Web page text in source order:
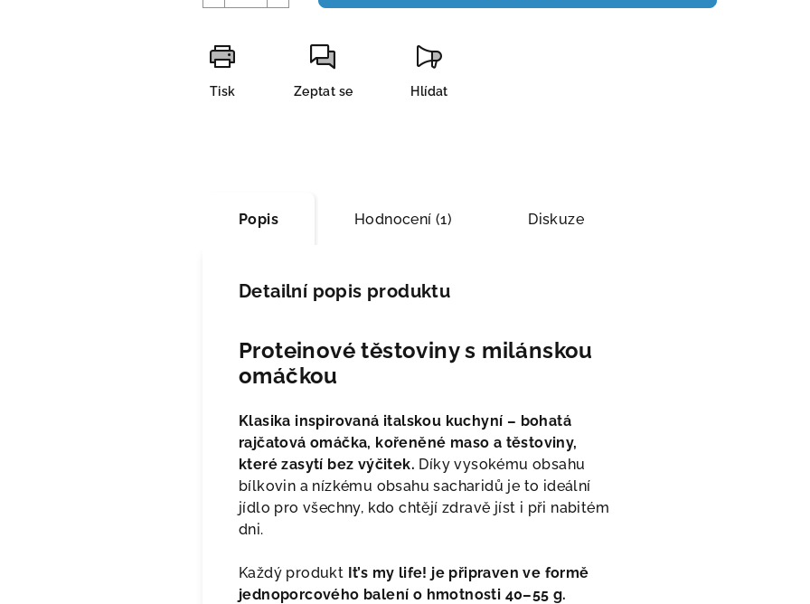
Tisk Zeptat se Hlídat
Popis Hodnocení (1) Diskuze
Detailní popis produktu
Proteinové těstoviny s milánskou
omáčkou
Klasika inspirovaná italskou kuchyní – bohatá
rajčatová omáčka, kořeněné maso a těstoviny,
které zasytí bez výčitek. Díky vysokému obsahu
bílkovin a nízkému obsahu sacharidů je to ideální
jídlo pro všechny, kdo chtějí zdravě jíst i při nabitém
dni.
Každý produkt It’s my life! je připraven ve formě
jednoporcového balení o hmotnosti 40–55 g.